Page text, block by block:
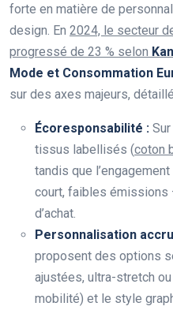
forte en matière de
design. En 2024, le secteur
progressé de 23 % selon
Mode et Consommation
sur des axes majeurs,
Écoresponsabilité :
tissus labellisés (coton
tandis que
court, faibles émissions
d’achat.
Personnalisation
proposent des options
ajustées, ultra-stretch
mobilité) et le style